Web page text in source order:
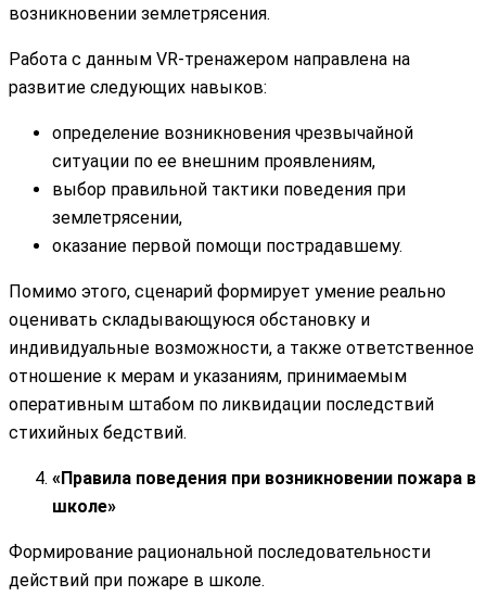
возникновении землетрясения.
Работа с данным VR-тренажером направлена на
развитие следующих навыков:
определение возникновения чрезвычайной
ситуации по ее внешним проявлениям,
выбор правильной тактики поведения при
землетрясении,
оказание первой помощи пострадавшему.
Помимо этого, сценарий формирует умение реально
оценивать складывающуюся обстановку и
индивидуальные возможности, а также ответственное
отношение к мерам и указаниям, принимаемым
оперативным штабом по ликвидации последствий
стихийных бедствий.
«Правила поведения при возникновении пожара в
школе»
Формирование рациональной последовательности
действий при пожаре в школе.